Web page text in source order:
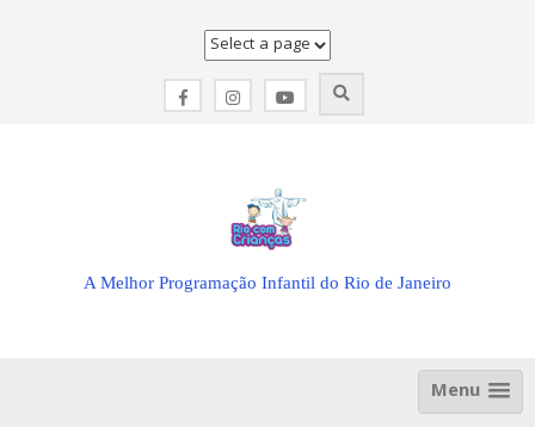
A Melhor Programação Infantil do Rio de Janeiro
Menu